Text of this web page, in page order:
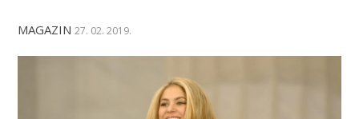
MAGAZIN 27. 02. 2019.